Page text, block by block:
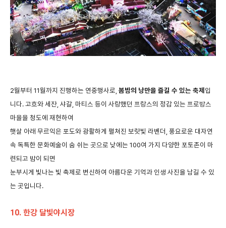
2월부터 11월까지 진행하는 연중행사로 봄밤의 낭만을 즐길 수 있는 축제입
니다.고흐와세잔 샤갈 마티스 등이 사랑했던 프랑스의 정감 있는 프로방스
마을을 청도에 재현하여
햇살 아래 무르익은 포도와광활하게 펼쳐진 보랏빛 라벤더 풍요로운 대자연
속 독특한 문화예술이 숨 쉬는 곳으로 낮에는 100여 가지 다양한 포토존이 마
련되고 밤이 되면
눈부시게 빛나는 빛 축제로 변신하여 아름다운 기억과 인생 사진을 남길 수 있
는 곳입니다.
10. 한강 달빛야시장